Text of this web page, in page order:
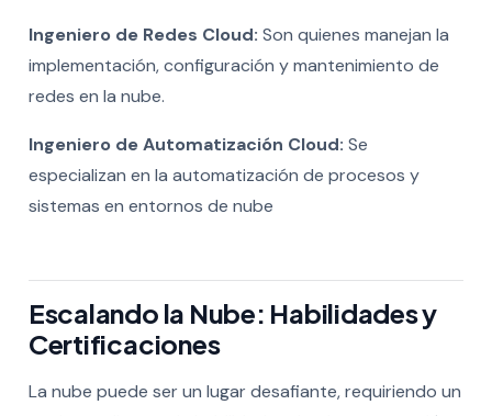
Ingeniero de Redes Cloud: Son quienes manejan la
implementación, configuración y mantenimiento de
redes en la nube.
Ingeniero de Automatización Cloud: Se
especializan en la automatización de procesos y
sistemas en entornos de nube
Escalando la Nube: Habilidades y
Certificaciones
La nube puede ser un lugar desafiante, requiriendo un